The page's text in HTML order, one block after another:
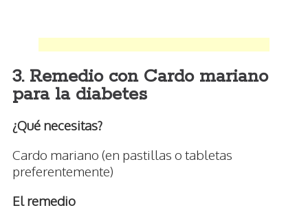
3. Remedio con Cardo mariano
para la diabetes
¿Qué necesitas?
Cardo mariano (en pastillas o tabletas
preferentemente)
El remedio